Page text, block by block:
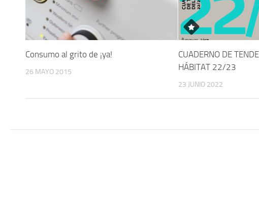
Consumo al grito de ¡ya!
26 MAYO 2015
CUADERNO DE
HÁBITAT 22/23
23 JUNIO 2022